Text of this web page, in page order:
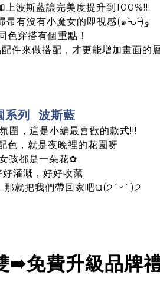
上波斯藍讓完美度提升到100%!!!
深藍的碎花洋裝加上掃帚有沒有小魔女的即視感(๑˃̵ᴗ˂̵)و
色穿搭有個重點！
件來做搭配，才更能增加畫面的
系列 波斯藍
圍，這是小編最喜歡的款式!!!
色，就是夜晚裡的花園呀
孩都是一朵花✿
好灌溉，好好收藏
那就把我們帶回家吧ଘ(੭ˊᵕˋ)੭
➠免費升級品牌